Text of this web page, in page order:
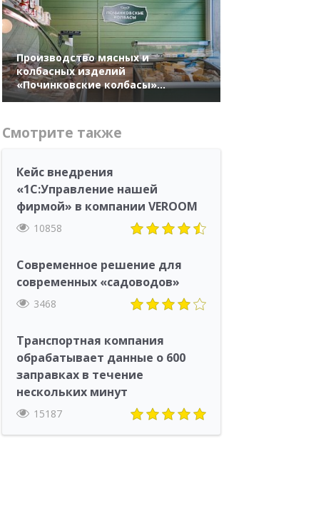
Производство мясных и
колбасных изделий
«Починковские колбасы»
увеличило скорость обработки
Смотрите также
Кейс внедрения
«1С:Управление нашей
фирмой» в компании VEROOM
10858
Современное решение для
современных «садоводов»
3468
Транспортная компания
обрабатывает данные о 600
заправках в течение
нескольких минут
15187